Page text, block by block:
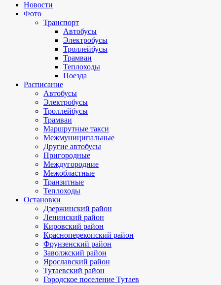
Новости
Фото
Транспорт
Автобусы
Электробусы
Троллейбусы
Трамваи
Теплоходы
Поезда
Расписание
Автобусы
Электробусы
Троллейбусы
Трамваи
Маршрутные такси
Межмуниципальные
Другие автобусы
Пригородные
Междугородние
Межобластные
Транзитные
Теплоходы
Остановки
Дзержинский район
Ленинский район
Кировский район
Красноперекопский район
Фрунзенский район
Заволжский район
Ярославский район
Тутаевский район
Городское поселение Тутаев